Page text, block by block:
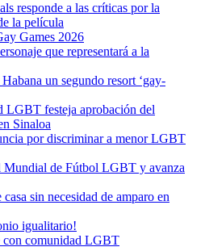
responde a las críticas por la
la película
Games 2026
que representará a la
un segundo resort ‘gay-
LGBT festeja aprobación del
Sinaloa
por discriminar a menor LGBT
Mundial de Fútbol LGBT y avanza
sin necesidad de amparo en
igualitario!
comunidad LGBT